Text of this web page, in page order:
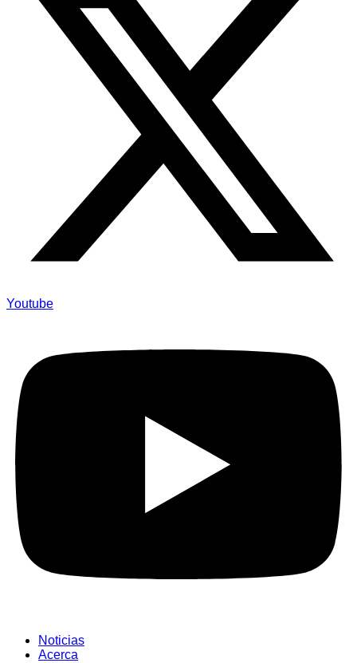
Youtube
Noticias
Acerca